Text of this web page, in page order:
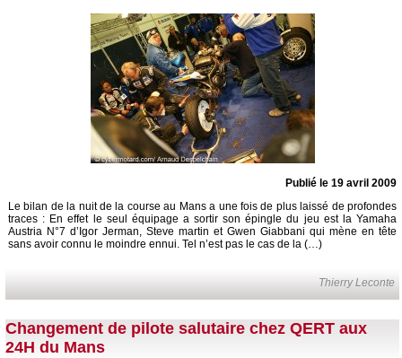
Publié le 19 avril 2009
Le bilan de la nuit de la course au Mans a une fois de plus laissé de profondes
traces : En effet le seul équipage a sortir son épingle du jeu est la Yamaha
Austria N°7 d’Igor Jerman, Steve martin et Gwen Giabbani qui mène en tête
sans avoir connu le moindre ennui. Tel n’est pas le cas de la (…)
Thierry Leconte
Changement de pilote salutaire chez QERT aux
24H du Mans